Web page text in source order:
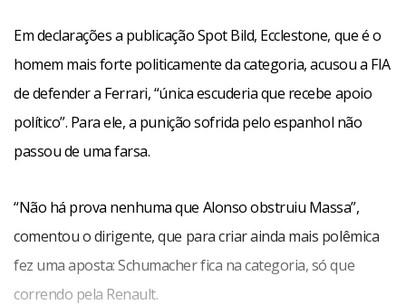
Em declarações a publicação Spot Bild, Ecclestone, que é o
homem mais forte politicamente da categoria, acusou a FIA
de defender a Ferrari, “única escuderia que recebe apoio
político”. Para ele, a punição sofrida pelo espanhol não
passou de uma farsa.
“Não há prova nenhuma que Alonso obstruiu Massa”,
comentou o dirigente, que para criar ainda mais polêmica
fez uma aposta: Schumacher fica na categoria, só que
correndo pela Renault.